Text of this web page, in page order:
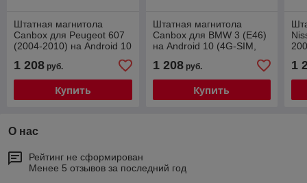
Штатная магнитола
Canbox для Peugeot 607
(2004-2010) на Android 10
(4G-SIM, 2/32, DSP, QLed
1 208 руб.
Купить
Штатная магнитола
Canbox для BMW 3 (E46)
на Android 10 (4G-SIM,
1 208руб.
Купить
1
О нас
Рейтинг не сформирован
Менее 5 отзывов за последний год